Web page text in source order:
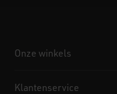
Onze winkels
Klantenservice